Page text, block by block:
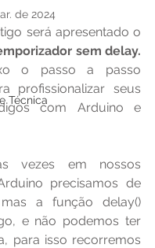
Técnica
de 2024
o passo a passo
profissionalizar seus
com Arduino e
precisamos de
e não podemos ter
para isso recorremos